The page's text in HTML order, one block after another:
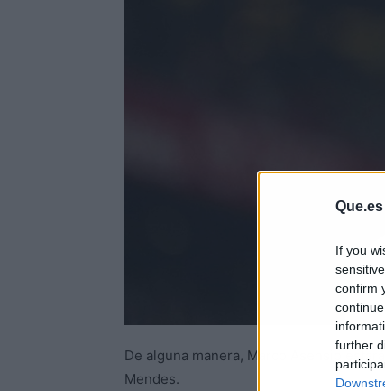
Que.es
If you
confirm
further
De alguna manera, Marco Asensio
Mendes.